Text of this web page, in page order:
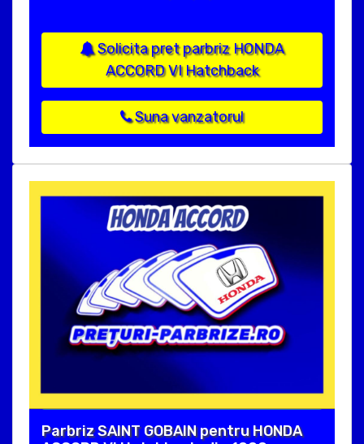
Solicita pret parbriz HONDA
ACCORD VI Hatchback
Suna vanzatorul
Parbriz SAINT GOBAIN pentru HONDA